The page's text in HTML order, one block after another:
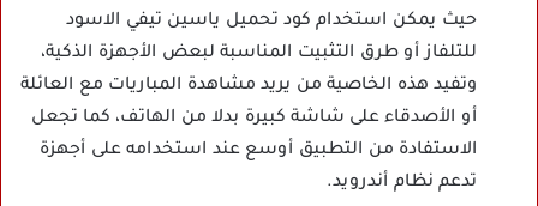
حيث يمكن استخدام كود تحميل ياسين تيفي الاسود
للتلفاز أو طرق التثبيت المناسبة لبعض الأجهزة الذكية،
وتفيد هذه الخاصية من يريد مشاهدة المباريات مع العائلة
أو الأصدقاء على شاشة كبيرة بدلا من الهاتف، كما تجعل
الاستفادة من التطبيق أوسع عند استخدامه على أجهزة
تدعم نظام أندرويد.